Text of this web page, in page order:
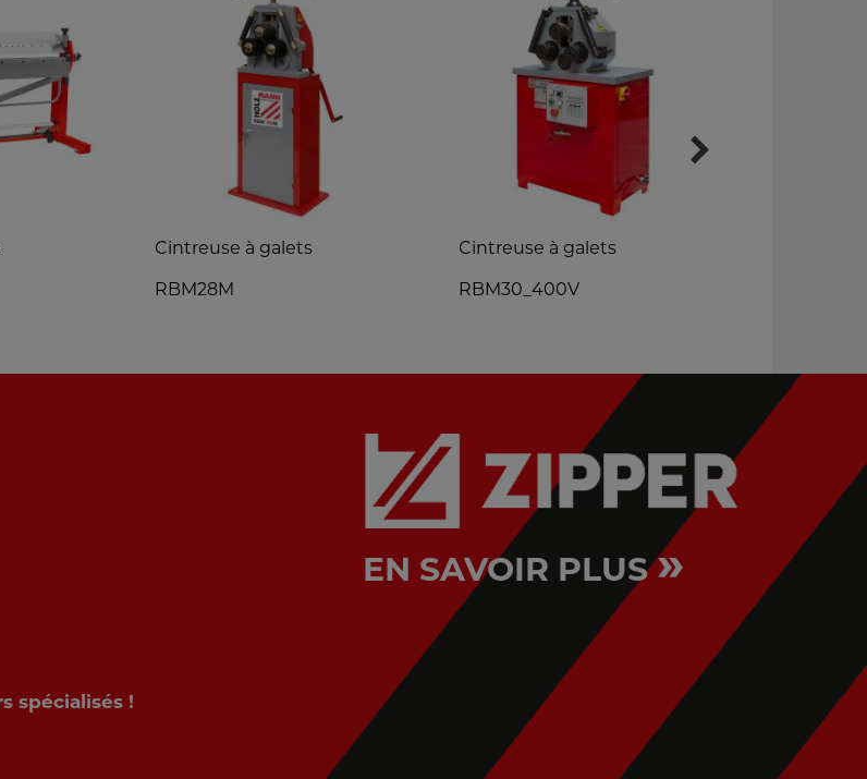
Cintreuse à galets
RBM28M
Cintreuse à galets
RBM30_400V
spécialisés !
EN SAVOIR PLUS »